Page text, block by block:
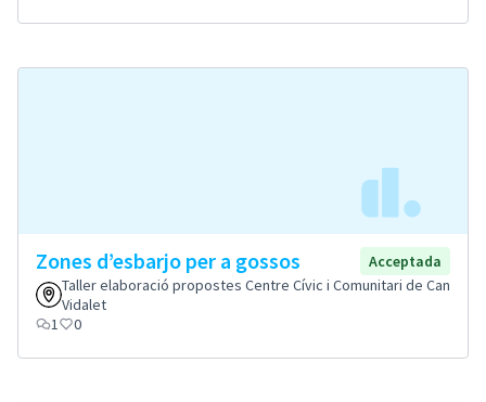
Zones d’esbarjo per a gossos
Acceptada
Taller elaboració propostes Centre Cívic i Comunitari de Can
Vidalet
1
0